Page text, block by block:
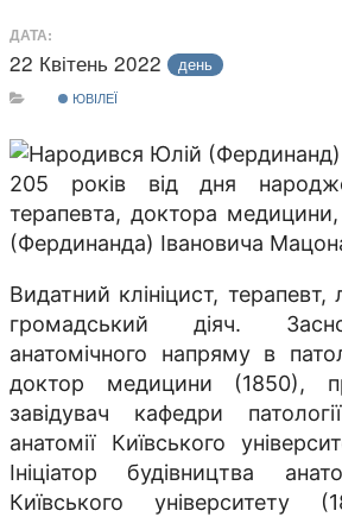
ДАТА:
22 Квітень 2022 день
ЮВІЛЕЇ
205 років від дня
терапевта, доктора
(Фердинанда) Івановича
Видатний клініцист,
громадський діяч.
анатомічного напряму в
доктор медицини (1850),
завідувач кафедри
анатомії Київського
Ініціатор будівництва
Київського університету